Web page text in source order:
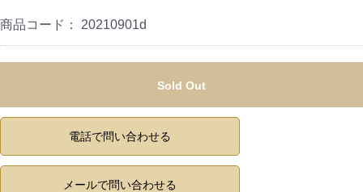
商品コード： 20210901d
Sold Out
電話で問い合わせる
メールで問い合わせる